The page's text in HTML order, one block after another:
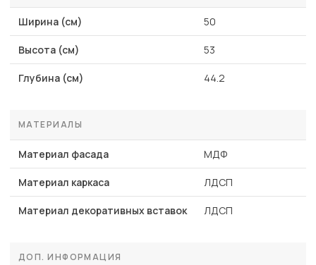
Ширина (см) 50
Высота (см) 53
Глубина (см) 44.2
МАТЕРИАЛЫ
Материал фасада МДФ
Материал каркаса ЛДСП
Материал декоративных вставок ЛДСП
ДОП. ИНФОРМАЦИЯ